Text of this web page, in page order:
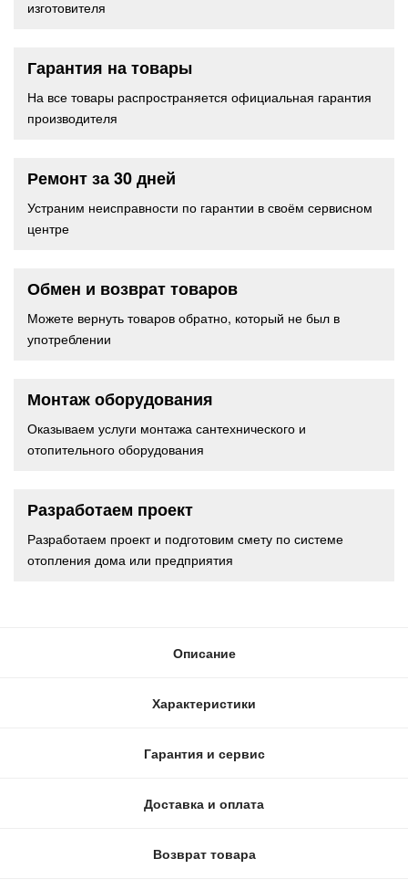
изготовителя
Гарантия на товары
На все товары распространяется официальная гарантия
производителя
Ремонт за 30 дней
Устраним неисправности по гарантии в своём сервисном
центре
Обмен и возврат товаров
Можете вернуть товаров обратно, который не был в
употреблении
Монтаж оборудования
Оказываем услуги монтажа сантехнического и
отопительного оборудования
Разработаем проект
Разработаем проект и подготовим смету по системе
отопления дома или предприятия
Описание
Характеристики
Гарантия и сервис
Доставка и оплата
Возврат товара